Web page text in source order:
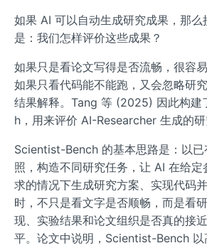
如果 AI 可以自动生成研究成果，那么
是：我们怎样评价这些成果？
如果只是看论文写得是否流畅，很容
如果只看代码能不能跑，又会忽略研
结果解释。Tang 等 (2025) 因此构
h，用来评价 AI-Researcher 生成的研
Scientist-Bench 的基本思路是：以已
照，构造不同研究任务，让 AI 在给
求的情况下生成研究方案、实现代码
时，不只是看文字是否顺畅，而是看
现、实验结果和论文组织是否真的接
平。论文中说明，Scientist-Bench 以